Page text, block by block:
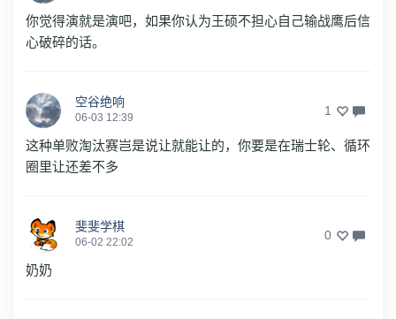
你觉得演就是演吧，如果你认为王硕不担心自己输战鹰后信
心破碎的话。
空谷绝响
06-03 12:39 1
这种单败淘汰赛岂是说让就能让的，你要是在瑞士轮、循环
圈里让还差不多
斐斐学棋
06-02 22:02 0
奶奶